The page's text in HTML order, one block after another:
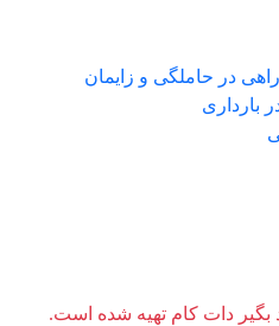
در حاملگی و زایمان
بارداری
بگیر دات کام تهیه شده است.